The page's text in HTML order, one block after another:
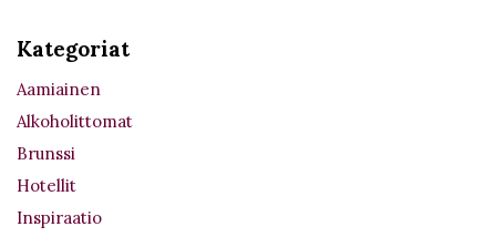
Kategoriat
Aamiainen
Alkoholittomat
Brunssi
Hotellit
Inspiraatio